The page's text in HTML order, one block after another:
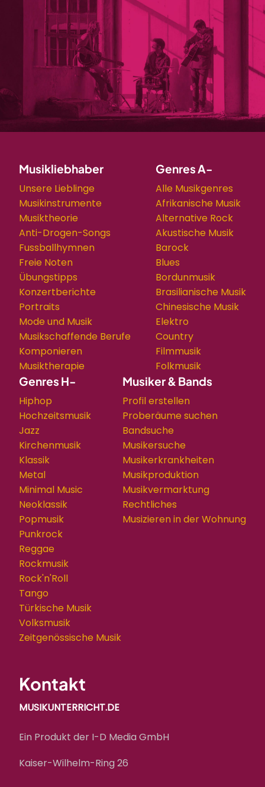
Musikliebhaber
Unsere Lieblinge
Musikinstrumente
Musiktheorie
Anti-Drogen-Songs
Fussballhymnen
Freie Noten
Übungstipps
Konzertberichte
Portraits
Mode und Musik
Musikschaffende Berufe
Komponieren
Musiktherapie
Genres A-
Alle Musikgenres
Afrikanische Musik
Alternative Rock
Akustische Musik
Barock
Blues
Bordunmusik
Brasilianische Musik
Chinesische Musik
Elektro
Country
Filmmusik
Folkmusik
Genres H-
Hiphop
Hochzeitsmusik
Jazz
Kirchenmusik
Klassik
Metal
Minimal Music
Neoklassik
Popmusik
Punkrock
Reggae
Rockmusik
Rock'n'Roll
Tango
Türkische Musik
Volksmusik
Zeitgenössische Musik
Musiker & Bands
Profil erstellen
Proberäume suchen
Bandsuche
Musikersuche
Musikerkrankheiten
Musikproduktion
Musikvermarktung
Rechtliches
Musizieren in der Wohnung
Kontakt
MUSIKUNTERRICHT.DE
Ein Produkt der I-D Media GmbH
Kaiser-Wilhelm-Ring 26